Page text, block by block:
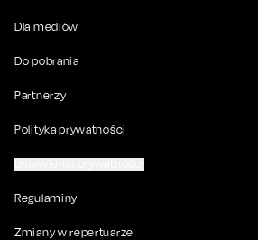
Dla mediów
Do pobrania
Partnerzy
Polityka prywatności
Regulaminy
Zmiany w repertuarze